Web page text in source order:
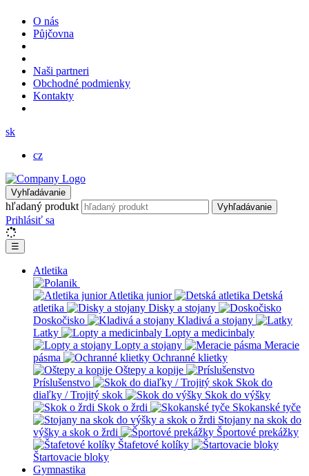
O nás
Půjčovna
Naši partneri
Obchodné podmienky
Kontakty
sk
cz
Vyhľadávanie
hľadaný produkt Vyhľadávanie
Prihlásiť sa
☰
Atletika
Atletika junior
Detská
atletika
Disky a stojany
Doskočisko
Kladivá a stojany
Latky
Lopty a medicinbaly
Lopty a stojany
Meracie
pásma
Ochranné klietky
Oštepy a kopije
Príslušenstvo
Skok do
diaľky / Trojitý skok
Skok do výšky
Skok o žrdi
Skokanské tyče
Stojany na skok do
výšky a skok o žrdi
Športové prekážky
Štafetové kolíky
Štartovacie bloky
Gymnastika